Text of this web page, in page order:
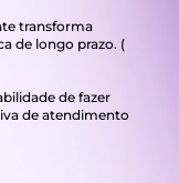
transforma
de longo prazo. (
de fazer
de atendimento